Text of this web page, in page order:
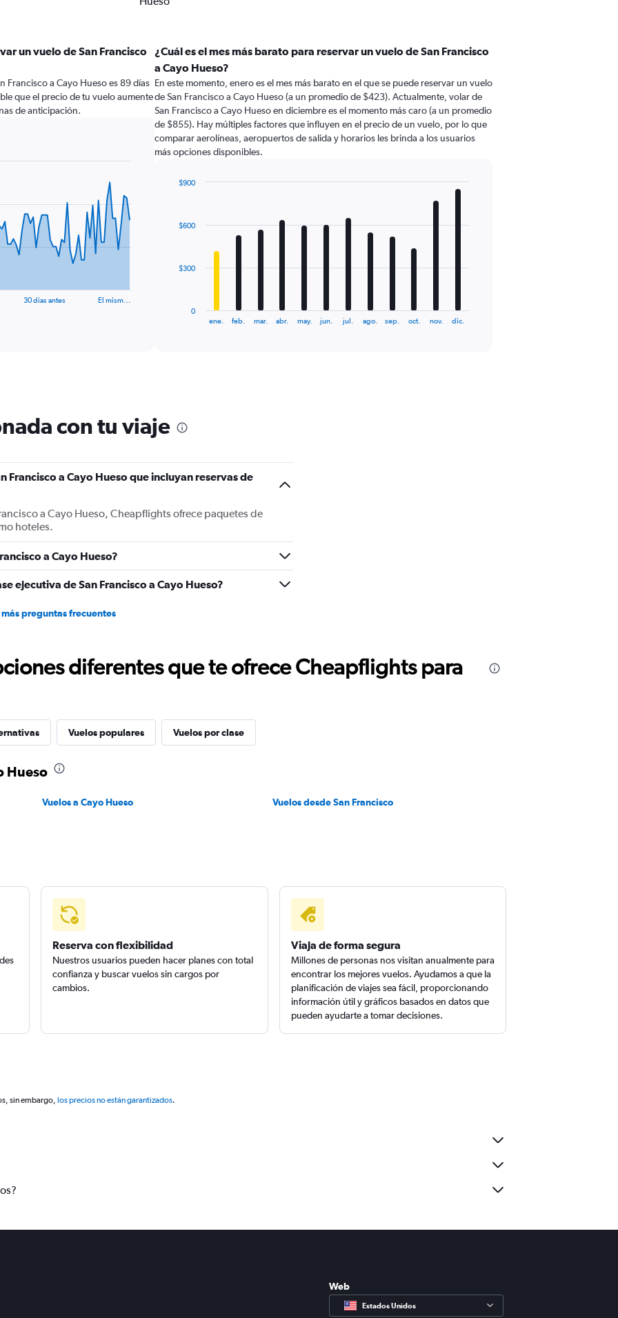
un vuelo de San Francisco
Francisco a Cayo Hueso es 89 días
que el precio de tu vuelo aumente
de anticipación.
30 días antes El mism…
¿Cuál es el mes más barato para reservar un vuelo de San Francisco
a Cayo Hueso?
En este momento, enero es el mes más barato en el que se puede reservar un vuelo
de San Francisco a Cayo Hueso (a un promedio de $423). Actualmente, volar de
San Francisco a Cayo Hueso en diciembre es el momento más caro (a un promedio
de $855). Hay múltiples factores que influyen en el precio de un vuelo, por lo que
comparar aerolíneas, aeropuertos de salida y horarios les brinda a los usuarios
más opciones disponibles.
12
The
chart
Y
axis
Range:
to
ene. feb. mar. abr. may. jun. jul. ago. sep. oct. nov. dic.
0
$300
$600
$900
con tu viaje
Francisco a Cayo Hueso que incluyan reservas de
a Cayo Hueso, Cheapflights ofrece paquetes de
hoteles.
a Cayo Hueso?
ejecutiva de San Francisco a Cayo Hueso?
más preguntas frecuentes
diferentes que te ofrece Cheapflights para
Vuelos populares Vuelos por clase
Hueso
Vuelos a Cayo Hueso
Vuelos desde San Francisco
Reserva con flexibilidad
Nuestros usuarios pueden hacer planes con total
confianza y buscar vuelos sin cargos por
cambios.
Viaja de forma segura
Millones de personas nos visitan anualmente para
encontrar los mejores vuelos. Ayudamos a que la
planificación de viajes sea fácil, proporcionando
información útil y gráficos basados en datos que
pueden ayudarte a tomar decisiones.
sin embargo, los precios no están garantizados.
Web
Estados Unidos